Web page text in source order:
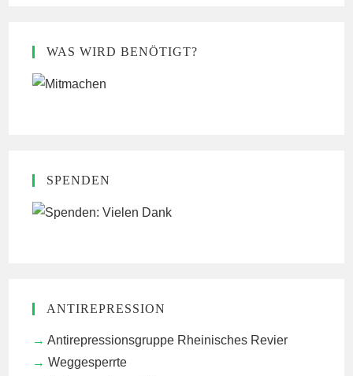
WAS WIRD BENÖTIGT?
SPENDEN
ANTIREPRESSION
Antirepressionsgruppe Rheinisches Revier
Weggesperrte